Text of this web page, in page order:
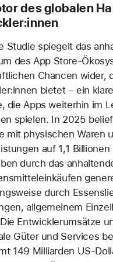
des globalen
Studie spiegelt das
des App Store-
Chancen wider,
bietet – ein
die Apps weiterhin im
spielen. In 2025
mit physischen Waren
auf 1,1 Billionen
durch das
durch
allgemeinem
Entwicklerumsätze
Güter und Services
149 Milliarden US-